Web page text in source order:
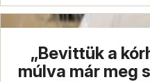
„Bevittük a
múlva már meg